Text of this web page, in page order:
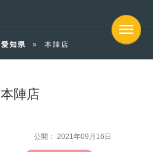
愛知県 » 本陣店
本陣店
公開： 2021年09月16日